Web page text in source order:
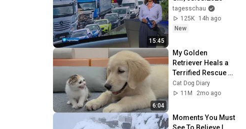
15:45
tagesschau
125K
14h ago
New
6:04
My Golden
Retriever Heals a
Terrified Rescue
Kitten in Just 3
Meetings!
Cat Dog Diary
11M
2mo ago
Moments You Must
See To Believe |